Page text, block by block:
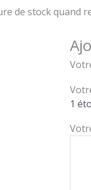
de stock quand
1